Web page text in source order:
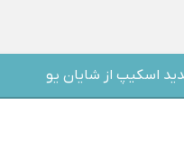
اسکیپ از شایان یو